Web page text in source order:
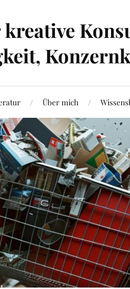
Über mich